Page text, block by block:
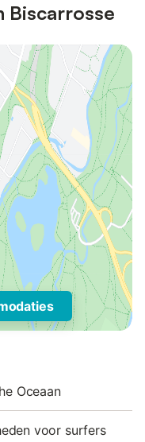
Biscarrosse
Oceaan
voor surfers